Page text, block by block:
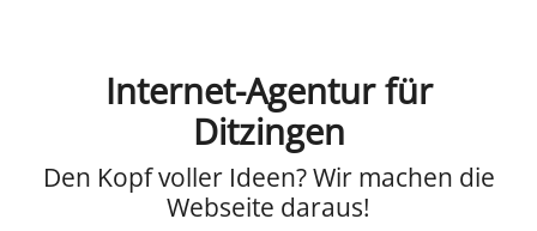
Internet-Agentur für
Ditzingen
Den Kopf voller Ideen? Wir machen die
Webseite daraus!